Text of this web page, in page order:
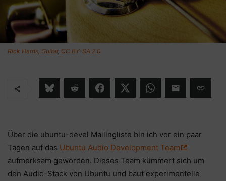
Rick Harris, Guitar, CC BY-SA 2.0
Über die ubuntu-devel Mailingliste bin ich vor ein paar
Tagen auf das Ubuntu Audio Development Team
aufmerksam geworden. Dieses Team kümmert sich um
den Audio-Stack von Ubuntu und baut experimentelle